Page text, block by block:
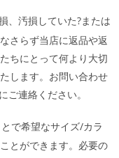
、汚損していた?または
さらず当店に返品や返
ちにとって何より大切
します。お問い合わせ
ご連絡ください。
で希望なサイズ/カラ
とができます。必要の